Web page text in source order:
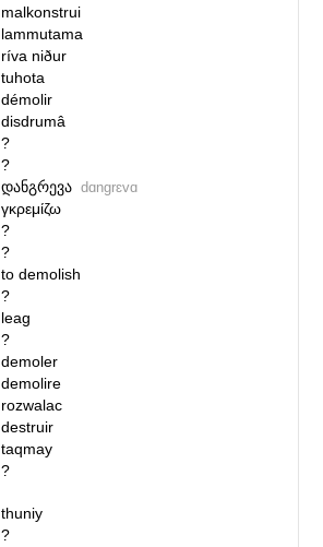
malkonstrui
lammutama
ríva niður
tuhota
démolir
disdrumâ
?
?
დანგრევა dɑngrɛvɑ
γκρεμίζω
?
?
to demolish
?
leag
?
demoler
demolire
rozwalac
destruir
taqmay
?
thuniy
?